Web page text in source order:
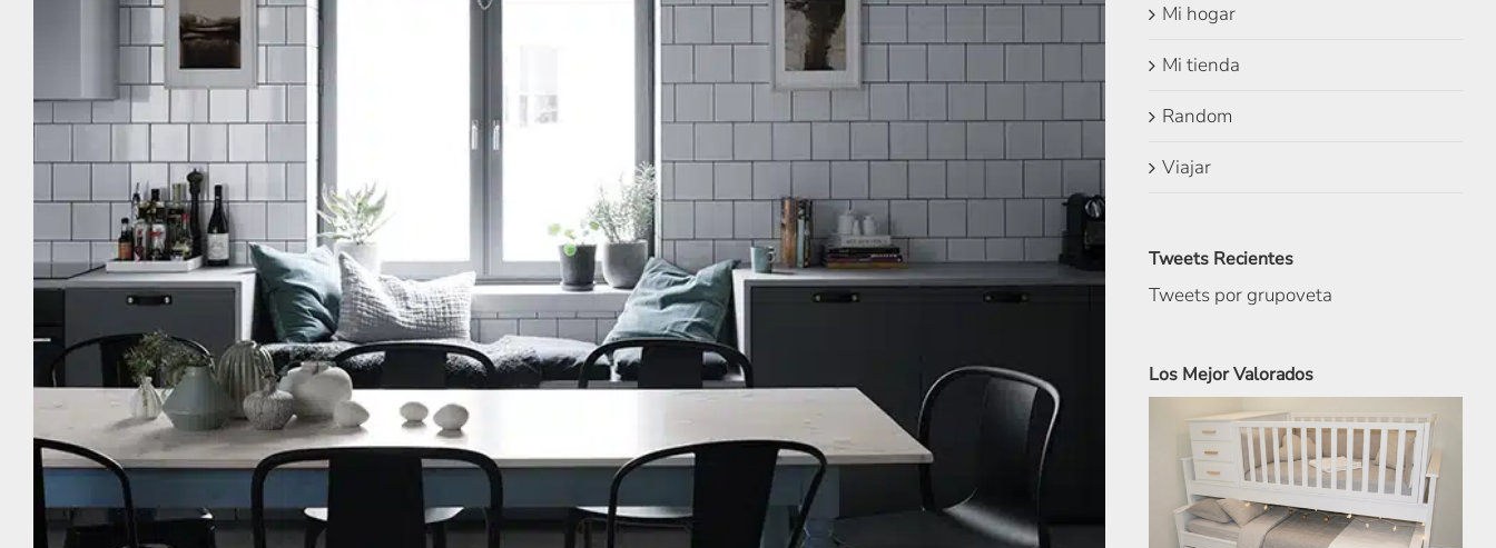
Mi hogar
Mi tienda
Random
Viajar
Tweets Recientes
Tweets por grupoveta
Los Mejor Valorados